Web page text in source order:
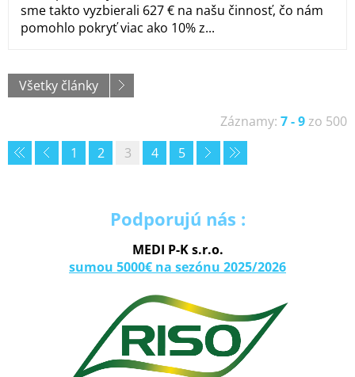
sme takto vyzbierali 627 € na našu činnosť, čo nám
pomohlo pokryť viac ako 10% z...
Všetky články
Záznamy: 7 - 9zo 500
1
2 3 4 5
Podporujú nás :
MEDI P-K s.r.o.
sumou 5000€ na sezónu 2025/2026